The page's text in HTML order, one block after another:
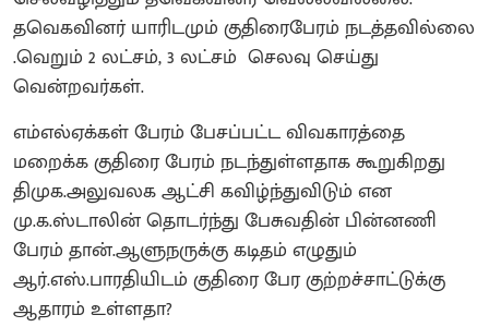
தவெகவினர் யாரிடமும் குதிரைபேரம் நடத்தவில்லை
.வெறும் 2 லட்சம், 3 லட்சம் செலவு செய்து
வென்றவர்கள்.
எம்எல்ஏக்கள் பேரம் பேசப்பட்ட விவகாரத்தை
மறைக்க குதிரை பேரம் நடந்துள்ளதாக கூறுகிறது
திமுக.அலுவலக ஆட்சி கவிழ்ந்துவிடும் என
மு.க.ஸ்டாலின் தொடர்ந்து பேசுவதின் பின்னணி
பேரம் தான்.ஆளுநருக்கு கடிதம் எழுதும்
ஆர்.எஸ்.பாரதியிடம் குதிரை பேர குற்றச்சாட்டுக்கு
ஆதாரம் உள்ளதா?